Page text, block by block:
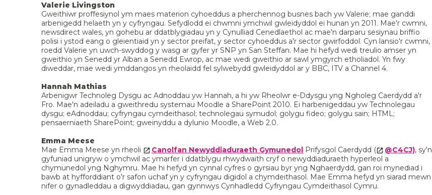
Valerie Livingston
Gweithiwr proffesiynol ym maes materion cyhoeddus a pherchennog busnes bach yw Valerie; mae ganddi
arbenigedd helaeth yn y cyfryngau. Sefydlodd ei chwmni ymchwil gwleidyddol ei hunan yn 2011. Mae'r cwmni,
newsdirect wales, yn gohebu ar ddatblygiadau yn y Cynulliad Cenedlaethol ac mae'n darparu sesiynau briffio
polisi i ystod eang o gleientiaid yn y sector preifat, y sector cyhoeddus a'r sector gwirfoddol. Cyn lansio'r cwmni,
roedd Valerie yn uwch-swyddog y wasg ar gyfer yr SNP yn San Steffan. Mae hi hefyd wedi treulio amser yn
gweithio yn Senedd yr Alban a Senedd Ewrop, ac mae wedi gweithio ar sawl ymgyrch etholiadol. Yn fwy
diweddar, mae wedi ymddangos yn rheolaidd fel sylwebydd gwleidyddol ar y BBC, ITV a Channel 4.
Hannah Mathias
Arbenigwr Technoleg Dysgu ac Adnoddau yw Hannah, a hi yw Rheolwr e-Ddysgu yng Ngholeg Caerdydd a'r
Fro. Mae'n adeiladu a gweithredu systemau Moodle a SharePoint 2010. Ei harbenigeddau yw Technolegau
dysgu; eAdnoddau; cyfryngau cymdeithasol; technolegau symudol; golygu fideo; golygu sain; HTML;
pensaernïaeth SharePoint; gweinyddu a dylunio Moodle, a Web 2.0.
Emma Meese
Mae Emma Meese yn rheoli
Canolfan Newyddiaduraeth Gymunedol Prifysgol Caerdydd ( @C4CJ), sy'n
gyfuniad unigryw o ymchwil ac ymarfer i ddatblygu rhwydwaith cryf o newyddiaduraeth hyperleol a
chymunedol yng Nghymru. Mae hi hefyd yn cynnal cyfres o gyrsiau byr yng Nghaerdydd, gan roi mynediad i
bawb at hyfforddiant o'r safon uchaf yn y cyfryngau digidol a chymdeithasol. Mae Emma hefyd yn siarad mewn
nifer o gynadleddau a digwyddiadau, gan gynnwys Cynhadledd Cyfryngau Cymdeithasol Cymru.